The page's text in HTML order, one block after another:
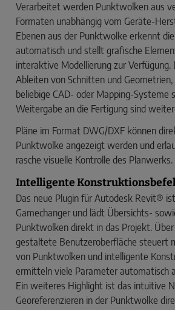
Verarbeitet werden Punktwolken aus
Formaten unabhängig vom Geräte-
Ebenen aus der Punktwolke erkennt
automatisch und stellt grafische
interaktive Modellierung zur Verfügung.
Ableiten von Schnitten und
beliebige CAD- oder Mapping-Systeme
Weitergabe an die Fertigung sind
Pläne im Format DWG/DXF können
Punktwolke angezeigt werden und
rasche visuelle Kontrolle des Planwerks.
Intelligente
Das neue Plugin für Autodesk Revit®
Gamechanger und lädt Übersichts-
Punktwolken direkt in das Projekt.
gestaltete Benutzeroberfläche steuert
von Punktwolken und intelligente
ermitteln viele Parameter automatisch
Ein weiteres Highlight ist das intuitive
Georeferenzieren in der Punktwolke